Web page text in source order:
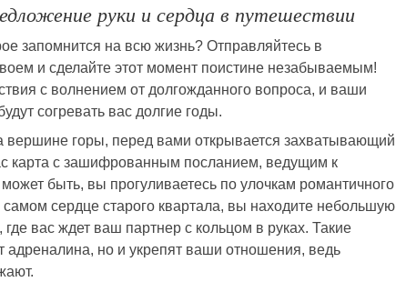
руки и сердца в путешествии
запомнится на всю жизнь? Отправляйтесь в
и сделайте этот момент поистине незабываемым!
с волнением от долгожданного вопроса, и ваши
согревать вас долгие годы.
вершине горы, перед вами открывается захватывающий
карта с зашифрованным посланием, ведущим к
быть, вы прогуливаетесь по улочкам романтичного
самом сердце старого квартала, вы находите небольшую
вас ждет ваш партнер с кольцом в руках. Такие
адреналина, но и укрепят ваши отношения, ведь